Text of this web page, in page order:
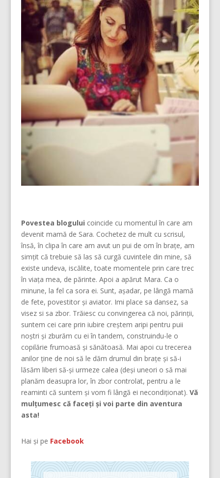
Povestea blogului coincide cu momentul în care am
devenit mamă de Sara. Cochetez de mult cu scrisul,
însă, în clipa în care am avut un pui de om în brațe, am
simțit că trebuie să las să curgă cuvintele din mine, să
existe undeva, iscălite, toate momentele prin care trec
în viața mea, de părinte. Apoi a apărut Mara. Ca o
minune, la fel ca sora ei. Sunt, așadar, pe lângă mamă
de fete, povestitor și aviator. Imi place sa dansez, sa
visez si sa zbor. Trăiesc cu convingerea că noi, părinţii,
suntem cei care prin iubire creştem aripi pentru puii
noştri şi zburăm cu ei în tandem, construindu-le o
copilărie frumoasă şi sănătoasă. Mai apoi cu trecerea
anilor ține de noi să le dăm drumul din braţe și să-i
lăsăm liberi să-și urmeze calea (deşi uneori o să mai
planăm deasupra lor, în zbor controlat, pentru a le
reaminti că suntem şi vom fi lângă ei necondiţionat). Vă
mulțumesc că faceți și voi parte din aventura
asta!
Hai și pe Facebook